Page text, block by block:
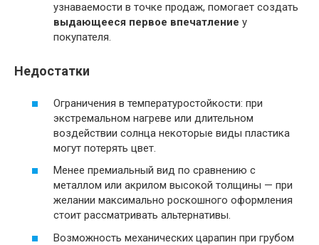
узнаваемости в точке продаж, помогает создать
выдающееся первое впечатление у
покупателя.
Недостатки
Ограничения в температуростойкости: при
экстремальном нагреве или длительном
воздействии солнца некоторые виды пластика
могут потерять цвет.
Менее премиальный вид по сравнению с
металлом или акрилом высокой толщины — при
желании максимально роскошного оформления
стоит рассматривать альтернативы.
Возможность механических царапин при грубом